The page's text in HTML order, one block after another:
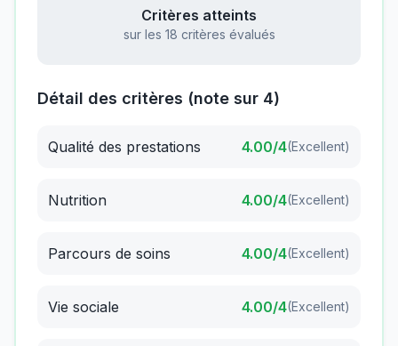
Critères atteints
sur les 18 critères évalués
Détail des critères (note sur 4)
Qualité des prestations 4.00/4(Excellent)
Nutrition 4.00/4(Excellent)
Parcours de soins 4.00/4(Excellent)
Vie sociale 4.00/4(Excellent)